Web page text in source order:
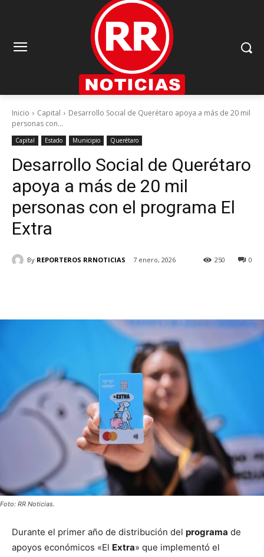
Inicio Capital
Desarrollo Social de Querétaro apoya a más de 20 mil
personas con...
Capital Estado Municipio Querétaro
Desarrollo Social de Querétaro
apoya a más de 20 mil
personas con el programa El
Extra
By REPORTEROS RRNOTICIAS 7 enero, 2026 0
250
Foto: RR Noticias.
Durante el primer año de distribución del programa de
apoyos económicos «El Extra» que implementó el